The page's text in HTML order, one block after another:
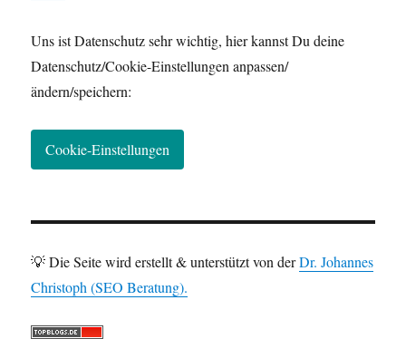
Uns ist Datenschutz sehr wichtig, hier kannst Du deine
Datenschutz/Cookie-Einstellungen anpassen/
ändern/speichern:
Cookie-Einstellungen
💡 Die Seite wird erstellt & unterstützt von derDr. Johannes
Christoph (SEO Beratung).